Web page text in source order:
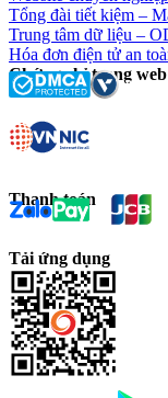
Tổng đài tiết kiệm –
Trung tâm dữ liệu –
Hóa đơn điện tử an
Chứng chỉ trang web
Thanh toán
Tải ứng dụng